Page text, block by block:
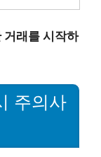
거래를 시작하
주의사